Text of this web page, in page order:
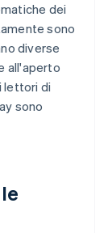
dei
sono
diverse
all'aperto
lettori di
sono